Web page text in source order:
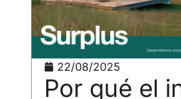
22/08/2025
Por qué el